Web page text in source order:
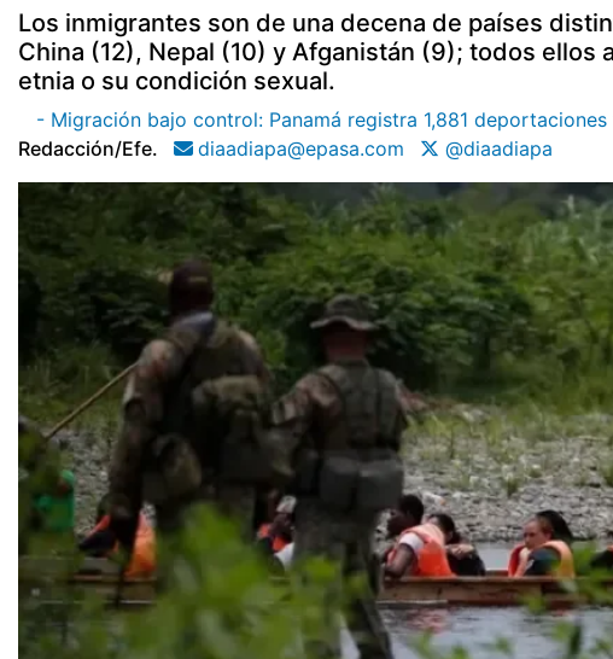
Los inmigrantes son de una decena de países
China (12), Nepal (10) y Afganistán (9); todos
etnia o su condición sexual.
- Migración bajo control: Panamá registra 1,881
Redacción/efe.
diaadiapa@epasa.com @diaadiapa